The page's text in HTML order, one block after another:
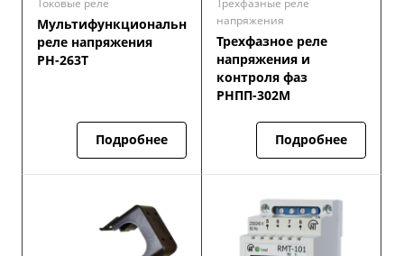
Токовые реле
Мультифункциональное
реле напряжения
РН-263Т
Подробнее
Трехфазные реле
напряжения
Трехфазное реле
напряжения и
контроля фаз
РНПП-302М
Подробнее